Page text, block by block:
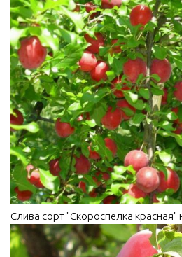
Слива сорт "Скороспелка красная"